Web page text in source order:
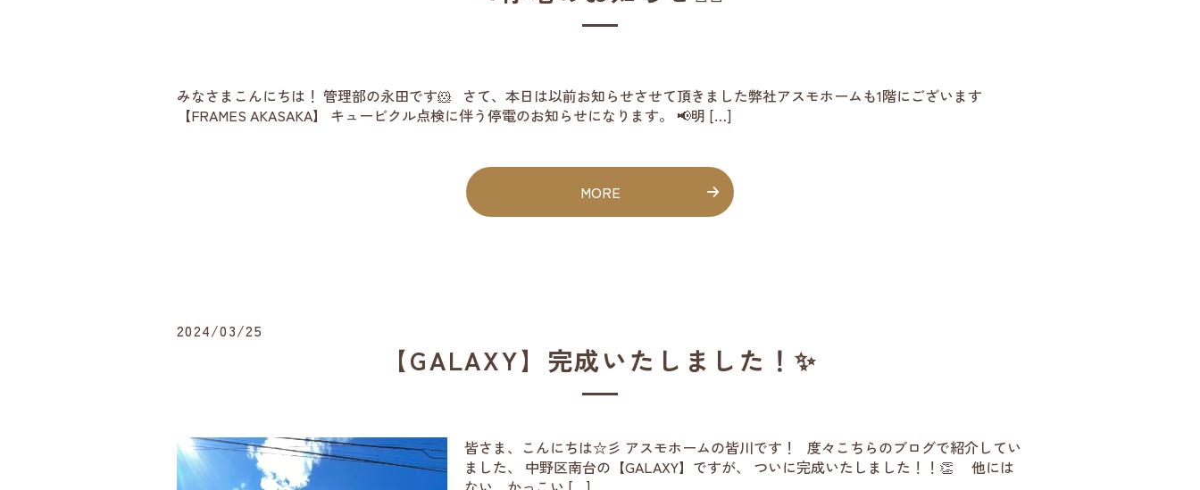
みなさまこんにちは！ 管理部の永田です🐹 さて、本日は以前お知らせさせて頂きました弊社アスモホームも1階にございます
【FRAMES AKASAKA】 キュービクル点検に伴う停電のお知らせになります。 📢明 […]
MORE
2024/03/25
【GALAXY】完成いたしました！✨
皆さま、こんにちは☆彡 アスモホームの皆川です！ 度々こちらのブログで紹介してい
ました、 中野区南台の【GALAXY】ですが、 ついに完成いたしました！！👏 他には